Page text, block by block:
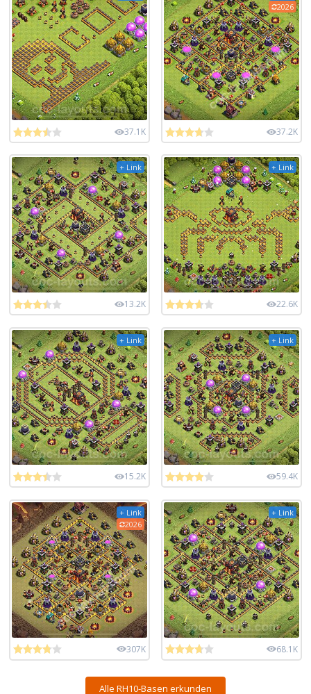
37.1K
2026
37.2K
+ Link
13.2K
+ Link
22.6K
+ Link
15.2K
+ Link
59.4K
+ Link
2026
307K
+ Link
68.1K
Alle RH10-Basen erkunden